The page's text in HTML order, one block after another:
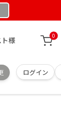
様 0
ログイン